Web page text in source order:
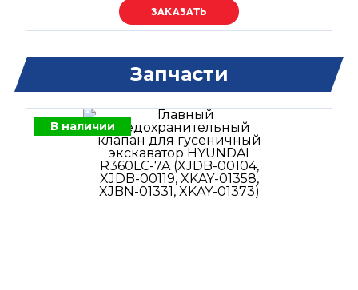
Уточняйте цену
Запчасти
В наличии